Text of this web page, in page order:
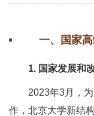
一、国家
1. 国家发展和
2023年3月，
作，北京大学新结